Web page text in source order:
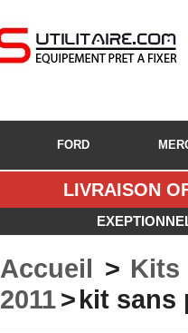
FORD
LIVRAISON
Accueil > Kits
2011>kit sans